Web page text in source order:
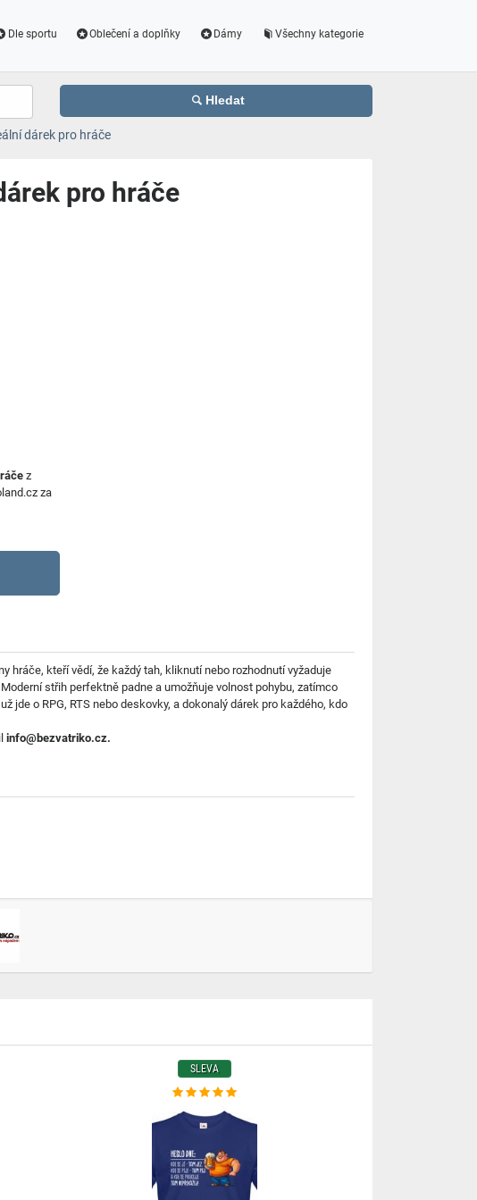
Dle sportu Oblečení a doplňky Dámy Všechny kategorie
Hledat
dárek pro hráče
pro hráče
z
za
hráče, kteří vědí, že každý tah, kliknutí nebo rozhodnutí vyžaduje
střih perfektně padne a umožňuje volnost pohybu, zatímco
jde o RPG, RTS nebo deskovky, a dokonalý dárek pro každého, kdo
info@bezvatriko.cz.
SLEVA